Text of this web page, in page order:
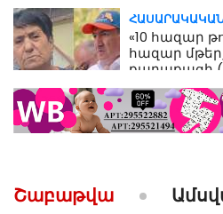
ՀԱՍԱՐԱԿԱԿԱՆ
«10 հազար
հազար
քաղաքացի
ՔԱՂԱՔԱԿԱՆ
«Լեզվիդ
Շաբաթվա